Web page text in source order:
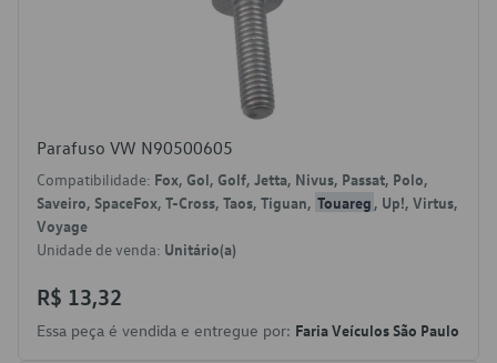
Parafuso VW N90500605
Compatibilidade: Fox, Gol, Golf, Jetta, Nivus, Passat, Polo,
Saveiro, SpaceFox, T-Cross, Taos, Tiguan, Touareg , Up!, Virtus,
Voyage
Unidade de venda: Unitário(a)
R$ 13,32
Essa peça é vendida e entregue por: Faria Veículos São Paulo